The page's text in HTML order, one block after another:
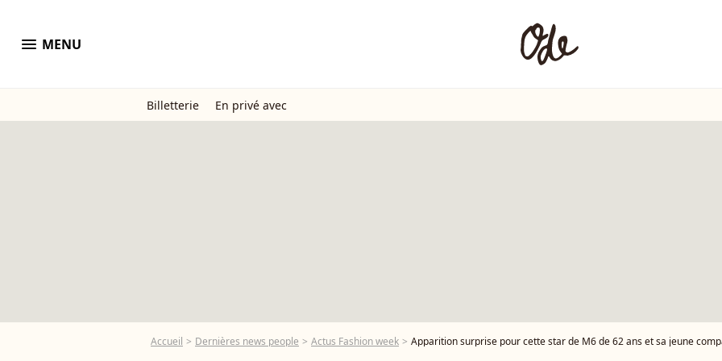
menu MENU
Billetterie En privé avec
Accueil Dernières news people Actus Fashion week Apparition surprise pour cette star de M6 de 62 ans et sa jeune compagne